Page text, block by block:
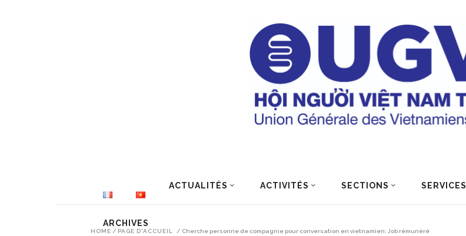
ACTUALITÉS ACTIVITÉS SECTIONS SERVICES
ARCHIVES
HOME / PAGE D'ACCUEIL / Cherche personne de compagnie pour conversation en vietnamien: Job rémunéré